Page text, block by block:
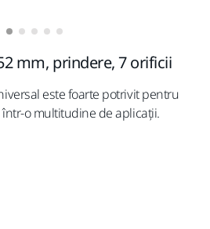
mm, prindere, 7 orificii
este foarte potrivit pentru
o multitudine de aplicații.